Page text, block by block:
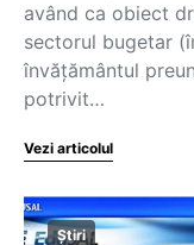
având ca obiect
sectorul bugetar
învățământul
potrivit…
Vezi articolul
Știri